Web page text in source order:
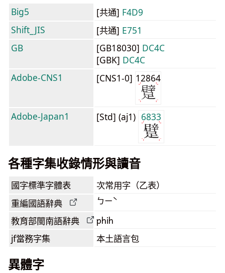
Big5 [共通] F4D9
Shift_JIS
[共通] E751
GB
[GB18030] DC4C
[GBK] DC4C
Adobe-CNS1
[CNS1-0] 12864
Adobe-Japan1 [Std] (aj1) 6833
各種字集收錄情形與讀音
國字標準字體表 次常用字（乙表）
重編國語辭典 ㄅㄧˋ
教育部閩南語辭典 phih
jf當務字集 本土語言包
異體字